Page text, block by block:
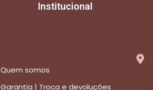
Institucional
Quem somos
Garantia | Troca e devoluções